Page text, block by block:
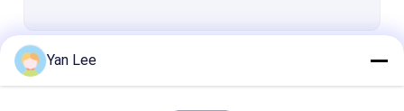
एल्यूमिना सिरेमिक रिंग्स
Yan Lee